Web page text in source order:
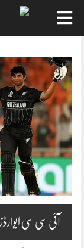
content
آئی سی سی ایوارڈز 2023ء کی مختلف کیٹیگریز کا اعلان